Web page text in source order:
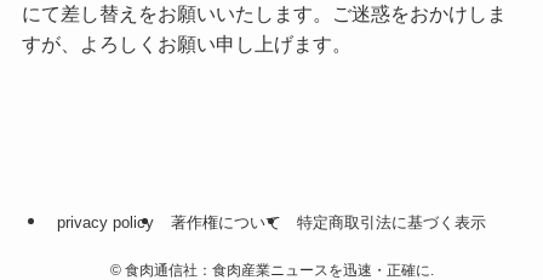
にて差し替えをお願いいたします。ご迷惑をおかけしま
すが、よろしくお願い申し上げます。
privacy policy 著作権について 特定商取引法に基づく表示
©食肉通信社：食肉産業ニュースを迅速・正確に.